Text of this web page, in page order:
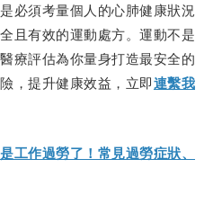
必須考量個人的心肺健康狀況
且有效的運動處方。運動不是
療評估為你量身打造最安全的
，提升健康效益，立即連繫我
工作過勞了！常見過勞症狀、